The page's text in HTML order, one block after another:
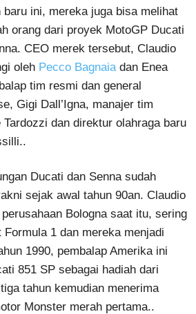
baru ini, mereka juga bisa melihat
orang dari proyek MotoGP Ducati
CEO merek tersebut, Claudio
oleh Pecco Bagnaia dan Enea
tim resmi dan general
Gigi Dall’Igna, manajer tim
dan direktur olahraga baru
Ducati dan Senna sudah
sejak awal tahun 90an. Claudio
Bologna saat itu, sering
1 dan mereka menjadi
1990, pembalap Amerika ini
851 SP sebagai hadiah dari
tahun kemudian menerima
Monster merah pertama..